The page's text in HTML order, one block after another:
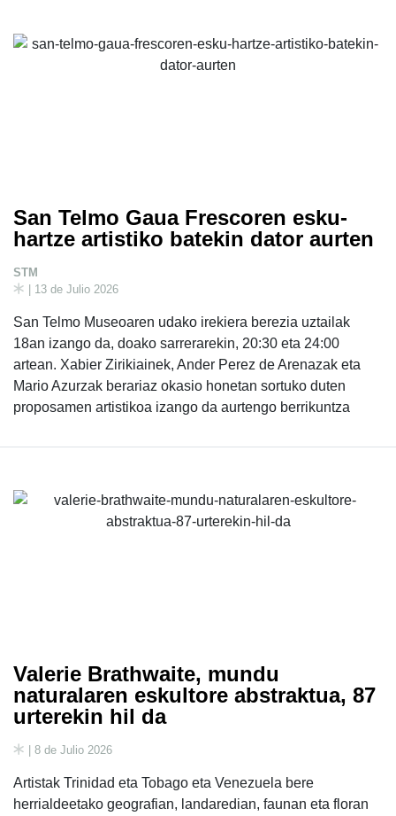
San Telmo Gaua Frescoren esku-
hartze artistiko batekin dator aurten
STM
| 13 de Julio 2026
San Telmo Museoaren udako irekiera berezia uztailak
18an izango da, doako sarrerarekin, 20:30 eta 24:00
artean. Xabier Zirikiainek, Ander Perez de Arenazak eta
Mario Azurzak berariaz okasio honetan sortuko duten
proposamen artistikoa izango da aurtengo berrikuntza
Valerie Brathwaite, mundu
naturalaren eskultore abstraktua, 87
urterekin hil da
| 8 de Julio 2026
Artistak Trinidad eta Tobago eta Venezuela bere
herrialdeetako geografian, landaredian, faunan eta floran